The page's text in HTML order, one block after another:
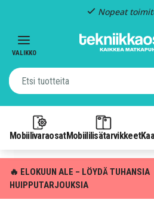
Nopeat
VALIKKO
MobiilivaraosatMobiililisätarvikkeet
🔥 ELOKUUN ALE – LÖYDÄ TUHANSIA
HUIPPUTARJOUKSIA